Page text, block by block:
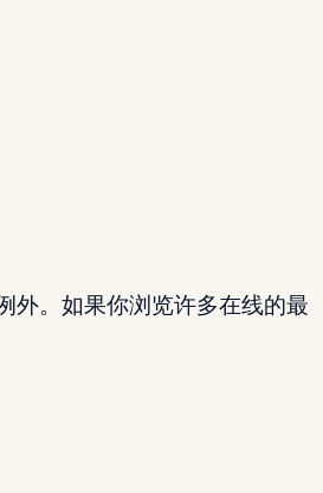
外。如果你浏览许多在线的最